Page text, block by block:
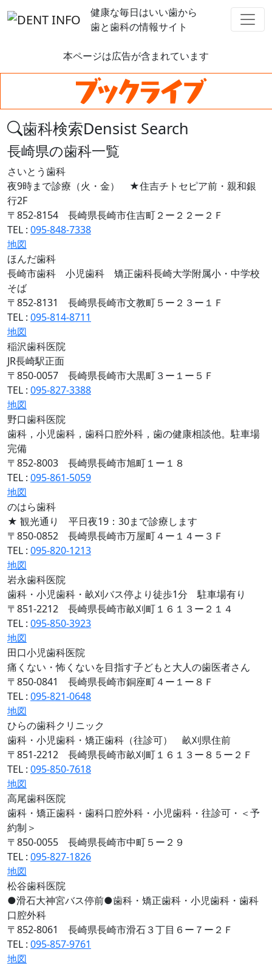
健康な毎日はいい歯から
歯と歯科の情報サイト
本ページは広告が含まれています
歯科検索Densist Search
長崎県の歯科一覧
さいとう歯科
夜9時まで診療（火・金） ★住吉チトセピア前・親和銀
行2F
〒852-8154 長崎県長崎市住吉町２ー２２ー２Ｆ
TEL : 095-848-7338
地図
ほんだ歯科
長崎市歯科 小児歯科 矯正歯科長崎大学附属小・中学校
そば
〒852-8131 長崎県長崎市文教町５ー２３ー１Ｆ
TEL : 095-814-8711
地図
稲沢歯科医院
JR長崎駅正面
〒850-0057 長崎県長崎市大黒町３ー１ー５Ｆ
TEL : 095-827-3388
地図
野口歯科医院
歯科，小児歯科，歯科口腔外科，歯の健康相談他。駐車場
完備
〒852-8003 長崎県長崎市旭町１ー１８
TEL : 095-861-5059
地図
のはら歯科
★ 観光通り 平日夜19：30まで診療します
〒850-0852 長崎県長崎市万屋町４ー１４ー３Ｆ
TEL : 095-820-1213
地図
岩永歯科医院
歯科・小児歯科・畝刈バス停より徒歩1分 駐車場有り
〒851-2212 長崎県長崎市畝刈町１６１３ー２１４
TEL : 095-850-3923
地図
田口小児歯科医院
痛くない・怖くないを目指す子どもと大人の歯医者さん
〒850-0841 長崎県長崎市銅座町４ー１ー８Ｆ
TEL : 095-821-0648
地図
ひらの歯科クリニック
歯科・小児歯科・矯正歯科（往診可） 畝刈県住前
〒851-2212 長崎県長崎市畝刈町１６１３ー８５ー２Ｆ
TEL : 095-850-7618
地図
高尾歯科医院
歯科・矯正歯科・歯科口腔外科・小児歯科・往診可・＜予
約制＞
〒850-0055 長崎県長崎市中町５ー２９
TEL : 095-827-1826
地図
松谷歯科医院
●滑石大神宮バス停前●歯科・矯正歯科・小児歯科・歯科
口腔外科
〒852-8061 長崎県長崎市滑石３丁目６ー７ー２Ｆ
TEL : 095-857-9761
地図